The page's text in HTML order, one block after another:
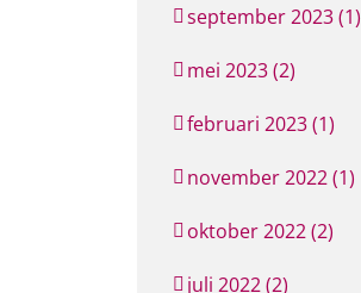
september 2023 (1)
mei 2023 (2)
februari 2023 (1)
november 2022 (1)
oktober 2022 (2)
juli 2022 (2)